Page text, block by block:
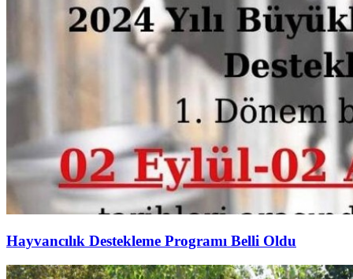
Hayvancılık Destekleme Programı Belli Oldu